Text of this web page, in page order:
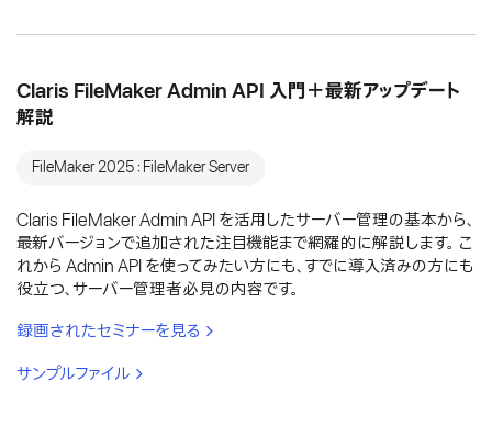
Claris FileMaker Admin API 入門＋最新アップデート
解説
FileMaker 2025：FileMaker Server
Claris FileMaker Admin API を活用したサーバー管理の基本から、
最新バージョンで追加された注目機能まで網羅的に解説します。 こ
れから Admin API を使ってみたい方にも、すでに導入済みの方にも
役立つ、サーバー管理者必見の内容です。
録画されたセミナーを見る
サンプルファイル